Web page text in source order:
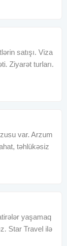
satışı. Viza
Ziyarət turları.
var. Arzum
təhlükəsiz
yaşamaq
Star Travel ilə